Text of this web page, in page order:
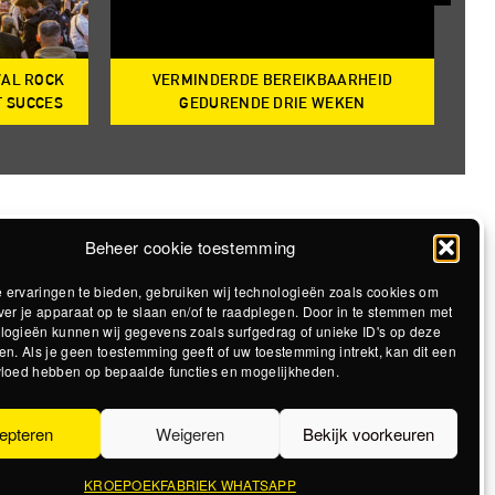
Beheer cookie toestemming
ervaringen te bieden, gebruiken wij technologieën zoals cookies om
je apparaat op te slaan en/of te raadplegen. Door in te stemmen met
kunnen wij gegevens zoals surfgedrag of unieke ID's op deze
Als je geen toestemming geeft of uw toestemming intrekt, kan dit een
hebben op bepaalde functies en mogelijkheden.
Weigeren Bekijk voorkeuren
KROEPOEKFABRIEK WHATSAPP
ROCK
SUCCES
VERMINDERDE BEREIKBAARHEID
GEDURENDE DRIE WEKEN